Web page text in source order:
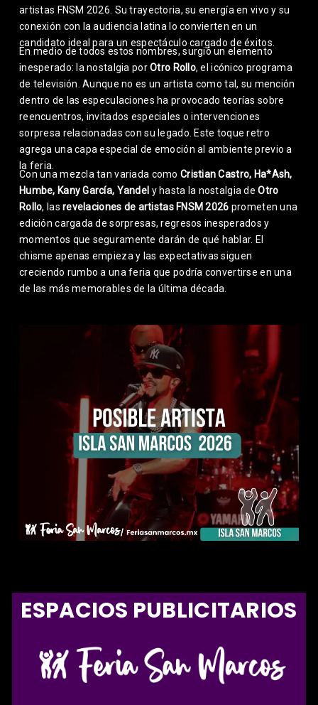
artistas FNSM 2026. Su trayectoria, su energía en vivo y su
conexión con la audiencia latina lo convierten en un
candidato ideal para un espectáculo cargado de éxitos.
En medio de todos estos nombres, surgió un elemento
inesperado: la nostalgia porOtro Rollo, el icónico programa
de televisión. Aunque no es un artista como tal, su mención
dentro de las especulaciones ha provocado teorías sobre
reencuentros, invitados especiales o intervenciones
sorpresa relacionadas con su legado. Este toque retro
agrega una capa especial de emoción al ambiente previo a
la feria.
Con una mezcla tan variada como Cristian Castro, Ha*Ash,
Humbe, Kany García, Yandel y hasta la nostalgia deOtro
Rollo, lasrevelaciones de artistas FNSM 2026 prometen una
edición cargada de sorpresas, regresos inesperados y
momentos que seguramente darán de qué hablar. El
chisme apenas empieza y las expectativas siguen
creciendo rumbo a una feria que podría convertirse en una
de las más memorables de la última década.
ESPACIOS PUBLICITARIOS